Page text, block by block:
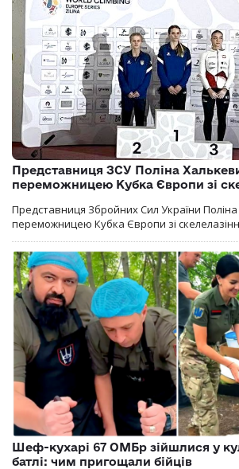
Представниця ЗСУ Поліна
переможницею Кубка Європи зі
Представниця Збройних Сил України
переможницею Кубка Європи зі
Шеф-кухарі 67 ОМБр зійшлися у
батлі: чим пригощали бійців